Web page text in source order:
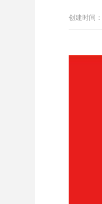
创建时间：